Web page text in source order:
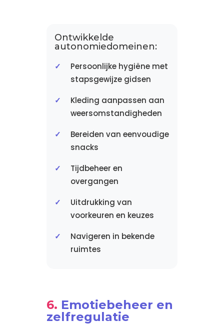
Ontwikkelde
autonomiedomeinen:
Persoonlijke hygiëne met
stapsgewijze gidsen
Kleding aanpassen aan
weersomstandigheden
Bereiden van eenvoudige
snacks
Tijdbeheer en
overgangen
Uitdrukking van
voorkeuren en keuzes
Navigeren in bekende
ruimtes
Emotiebeheer en
zelfregulatie